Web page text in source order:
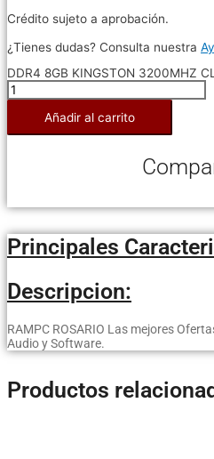
Crédito sujeto a aprobación.
¿Tienes dudas? Consulta nuestra
DDR4 8GB KINGSTON 3200MHZ
Añadir al carrito
Principales
Descripcion:
RAMPC ROSARIO Las mejores
Audio y Software.
Productos